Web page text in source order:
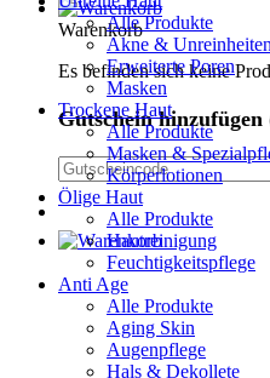
Warenkorb
Es befinden sich keine
Gutschein hinzufügen
Alle Produkte
Akne & Unreinheiten
Erweiterte Poren
Masken
Trockene Haut
Alle Produkte
Masken &
Körperlotionen
Ölige Haut
Alle Produkte
Hautreinigung
Feuchtigkeitspflege
Anti Age
Alle Produkte
Aging Skin
Augenpflege
Hals & Dekollete